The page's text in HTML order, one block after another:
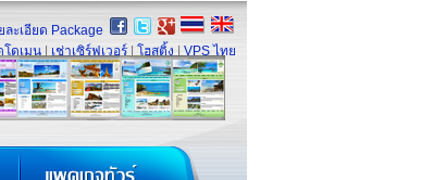
ละเอียด Package
โดเมน เช่าเซิร์ฟเวอร์ โฮสติ้ง VPS ไทย